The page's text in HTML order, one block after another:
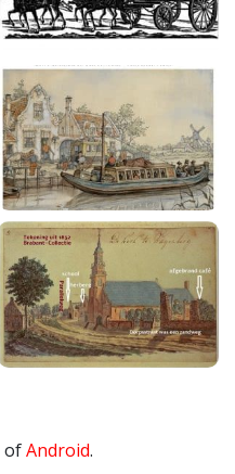
ofAndroid.